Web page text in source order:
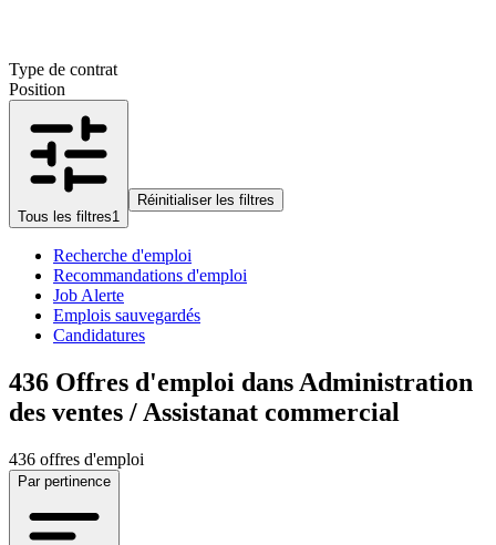
Type de contrat
Position
Tous les filtres1
Réinitialiser les filtres
Recherche d'emploi
Recommandations d'emploi
Job Alerte
Emplois sauvegardés
Candidatures
436 Offres d'emploi dans Administration
des ventes / Assistanat commercial
436 offres d'emploi
Par pertinence